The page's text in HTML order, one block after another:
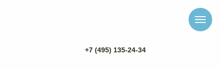
+7 (495) 135-24-34